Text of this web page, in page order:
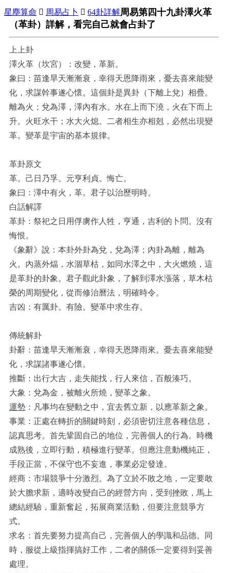
星塵算命  周易占卜  64卦詳解周易第四十九卦澤火革
（革卦）詳解，看完自己就會占卦了
上上卦
澤火革（坎宮）：改變，革新。
象曰：苗逢旱天漸漸衰，幸得天恩降雨來，憂去喜來能變
化，求謀幹事遂心懷。這個卦是異卦（下離上兌）相疊。
離為火；兌為澤，澤內有水。水在上而下澆，火在下而上
升。火旺水干；水大火熄。二者相生亦相剋，必然出現變
革。變革是宇宙的基本規律。
革卦原文
革。己日乃孚。元亨利貞。悔亡。
象曰：澤中有火，革。君子以治歷明時。
白話解譯
革卦：祭祀之日用俘虜作人牲，亨通，吉利的卜問。沒有
悔恨。
《象辭》說：本卦外卦為兌，兌為澤；內卦為離，離為
火。內蒸外煏，水涸草枯，如同水澤之中，大火燃燒，這
是革卦的卦象。君子觀此卦象，了解到澤水漲落，草木枯
榮的周期變化，從而修治曆法，明確時令。
吉凶：有厲卦。有險。變革中求生存。
傳統解卦
卦辭：苗逢旱天漸漸衰，幸得天恩降雨來。憂去喜來能變
化，求謀諸事遂心懷。
推斷：出行大吉，走失能找，行人來信，百般湊巧。
大象：兌為金，被離火所燒，變革之象。
運勢 ：凡事均在變動之中，宜去舊立新，以應革新之象。
事業：正處在轉折的關鍵時刻，必須密切注意各種信息，
認真思考。首先鞏固自己的地位，完善個人的行為。時機
成熟後，立即行動，積極進行變革。但應注意動機純正，
手段正當，不保守也不妄進，事業必定發達。
經商：市場競爭十分激烈。為了立於不敗之地，一定要敢
於大膽求新，適時改變自己的經營方向，受到挫敗，馬上
總結經驗，重新奮起，拓展商業活動，但要注意競爭方
式。
求名：首先要努力提高自己，完善個人的學識和品德。同
時，服從上級指揮搞好工作，二者的關係一定要得到妥善
處理。